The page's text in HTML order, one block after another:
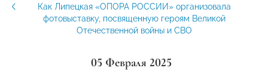
Как Липецкая «ОПОРА РОССИИ» организовала
фотовыставку, посвященную героям Великой
Отечественной войны и СВО
05 Февраля 2025